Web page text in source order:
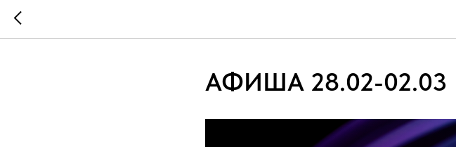
АФИША 28.02-02.03